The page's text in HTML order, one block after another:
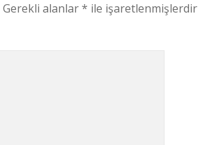
Gerekli alanlar* ile işaretlenmişlerdir